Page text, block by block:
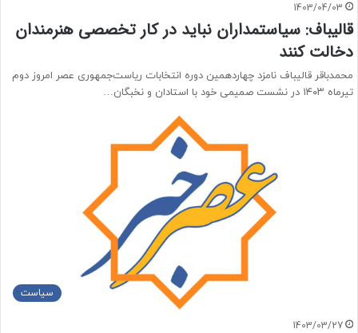
1403/04/03
قالیباف: سیاستمداران نباید در کار تخصصی هنرمندان
دخالت کنند
محمدباقر قالیباف نامزد چهاردهمین دوره انتخابات ریاست‌جمهوری عصر امروز دوم
تیرماه ۱۴۰۳ در نشست صمیمی خود با استادان و نخبگان…
سیاست
1403/03/27